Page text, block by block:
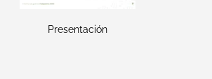
Presentación